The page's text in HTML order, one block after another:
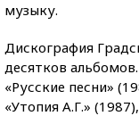
музыку.
Дискография
десятков
«Русские песни»
«Утопия А.Г.»